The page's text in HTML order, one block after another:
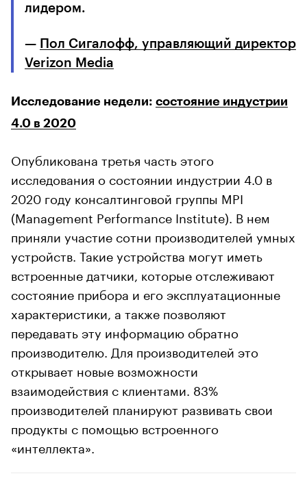
лидером.
— Пол Сигалофф, управляющий директор
Verizon Media
Исследование недели: состояние индустрии
4.0 в 2020
Опубликована третья часть этого
исследования о состоянии индустрии 4.0 в
2020 году консалтинговой группы MPI
(Management Performance Institute). В нем
приняли участие сотни производителей умных
устройств. Такие устройства могут иметь
встроенные датчики, которые отслеживают
состояние прибора и его эксплуатационные
характеристики, а также позволяют
передавать эту информацию обратно
производителю. Для производителей это
открывает новые возможности
взаимодействия с клиентами. 83%
производителей планируют развивать свои
продукты с помощью встроенного
«интеллекта».